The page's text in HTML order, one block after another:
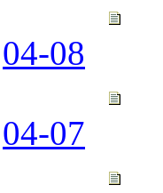
04-08
04-07